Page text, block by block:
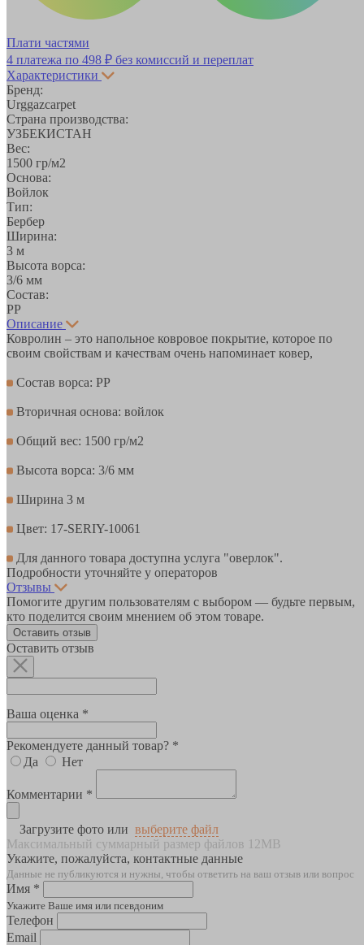
Плати частями
4 платежа по 498 ₽ без комиссий и переплат
Характеристики
Бренд:
Urggazcarpet
Страна производства:
УЗБЕКИСТАН
Вес:
1500 гр/м2
Основа:
Войлок
Тип:
Бербер
Ширина:
3 м
Высота ворса:
3/6 мм
Состав:
PP
Описание
Ковролин – это напольное ковровое покрытие, которое по
своим свойствам и качествам очень напоминает ковер,
Состав ворса: PР
Вторичная основа: войлок
Общий вес: 1500 гр/м2
Высота ворса: 3/6 мм
Ширина 3 м
Цвет: 17-SERIY-10061
Для данного товара доступна услуга "оверлок".
Подробности уточняйте у операторов
Отзывы
Помогите другим пользователям с выбором — будьте первым,
кто поделится своим мнением об этом товаре.
Оставить отзыв
Оставить отзыв
Ваша оценка *
Рекомендуете данный товар? *
Да
Нет
Комментарии *
Загрузите фото или выберите файл
Максимальный суммарный размер файлов 12MB
Укажите, пожалуйста, контактные данные
Данные не публикуются и нужны, чтобы ответить на ваш отзыв или вопрос
Имя *
Укажите Ваше имя или псевдоним
Телефон
Email